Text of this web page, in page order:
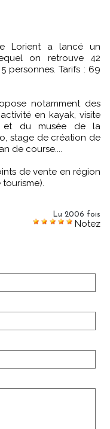
on retrouve 42
personnes. Tarifs : 69
notamment des
en kayak, visite
du musée de la
stage de création de
de course....
de vente en région
Lu 2006 fois
Notez